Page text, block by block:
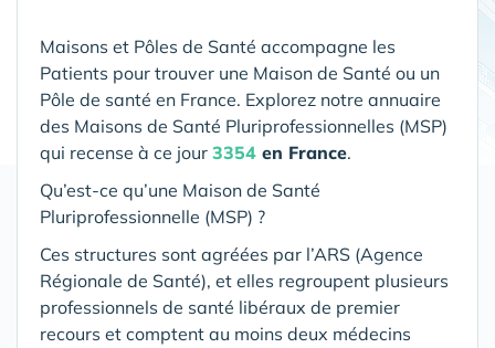
Maisons et Pôles de Santé accompagne les
Patients pour trouver une Maison de Santé ou un
Pôle de santé en France. Explorez notre annuaire
des Maisons de Santé Pluriprofessionnelles (MSP)
qui recense à ce jour 3354 en France.
Qu’est-ce qu’une Maison de Santé
Pluriprofessionnelle (MSP) ?
Ces structures sont agréées par l’ARS (Agence
Régionale de Santé), et elles regroupent plusieurs
professionnels de santé libéraux de premier
recours et comptent au moins deux médecins